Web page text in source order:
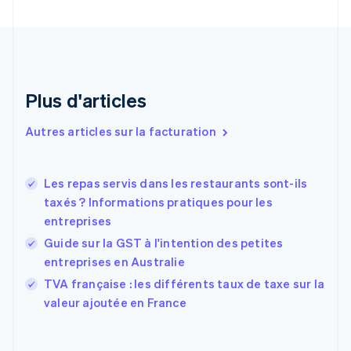
Plus d'articles
Autres articles sur la facturation
Les repas servis dans les restaurants sont-ils
taxés ? Informations pratiques pour les
entreprises
Guide sur la GST à l'intention des petites
entreprises en Australie
TVA française : les différents taux de taxe sur la
valeur ajoutée en France
English
Émirats arabes unis
Estonie
États-Unis
EnglishEspañol
Finlande
English Svenska
France
FrançaisEnglish
Gibraltar